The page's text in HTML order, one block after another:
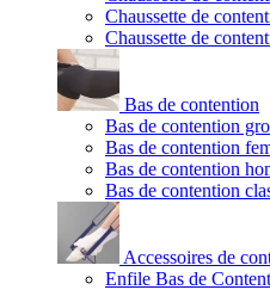
Chaussette de
Chaussette de
Bas de contention
Bas de contention
Bas de contention
Bas de contention
Bas de contention
Accessoires de
Enfile Bas de